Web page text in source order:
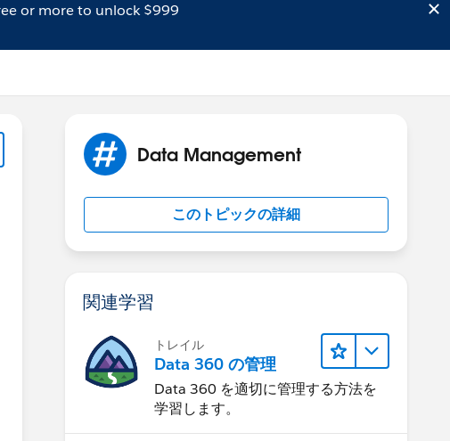
or more to unlock $999
Data Management
このトピックの詳細
関連学習
トレイル
Data 360 の管理
Data 360 を適切に管理する方法を
学習します。